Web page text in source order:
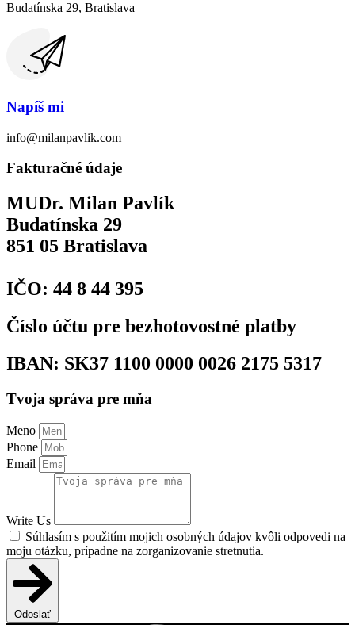
Budatínska 29, Bratislava
Napíš mi
info@milanpavlik.com​​
Fakturačné údaje
MUDr. Milan Pavlík
Budatínska 29
851 05 Bratislava
IČO: 44 8 44 395
Číslo účtu pre bezhotovostné platby
IBAN: SK37 1100 0000 0026 2175 5317
Tvoja správa pre mňa
Meno
Phone
Email
Write Us
Súhlasím s použitím mojich osobných údajov kvôli odpovedi na
moju otázku, prípadne na zorganizovanie stretnutia.
Odoslať